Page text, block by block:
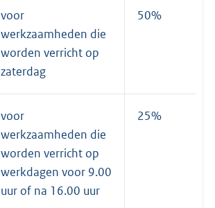
voor
werkzaamheden die
worden verricht op
zaterdag
50%
voor
werkzaamheden die
worden verricht op
werkdagen voor 9.00
uur of na 16.00 uur
25%